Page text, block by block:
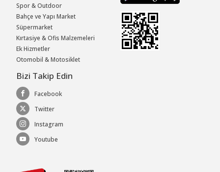
Spor & Outdoor
Bahçe ve Yapı Market
Süpermarket
Kırtasiye & Ofis Malzemeleri
Ek Hizmetler
Otomobil & Motosiklet
Bizi Takip Edin
Facebook
Twitter
Instagram
Youtube